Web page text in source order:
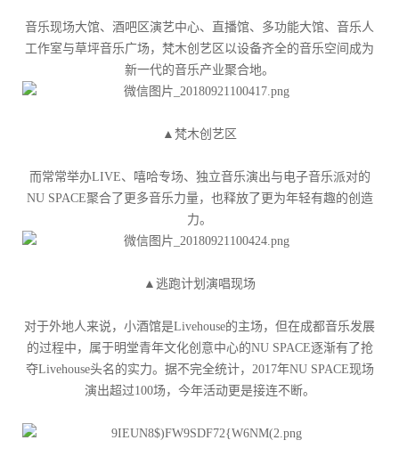
音乐现场大馆、酒吧区演艺中心、直播馆、多功能大馆、音乐人
工作室与草坪音乐广场，梵木创艺区以设备齐全的音乐空间成为
新一代的音乐产业聚合地。
▲梵木创艺区
而常常举办LIVE、嘻哈专场、独立音乐演出与电子音乐派对的
NU SPACE聚合了更多音乐力量，也释放了更为年轻有趣的创造
力。
▲逃跑计划演唱现场
对于外地人来说，小酒馆是Livehouse的主场，但在成都音乐发展
的过程中，属于明堂青年文化创意中心的NU SPACE逐渐有了抢
夺Livehouse头名的实力。据不完全统计，2017年NU SPACE现场
演出超过100场，今年活动更是接连不断。